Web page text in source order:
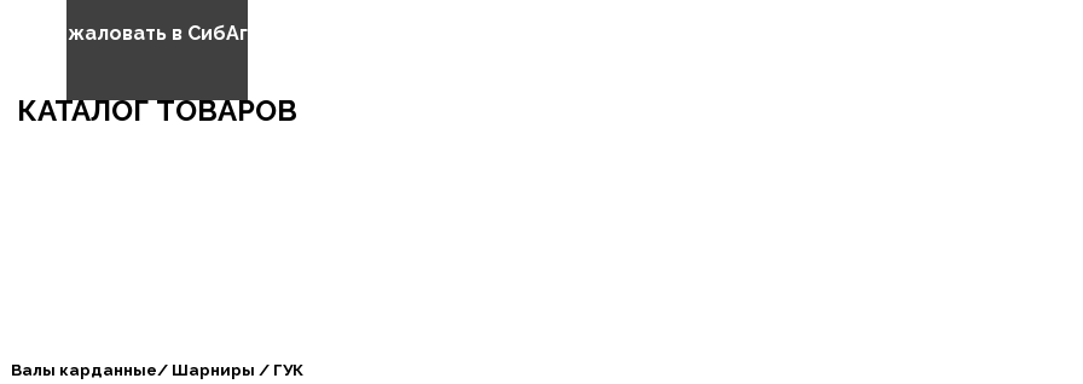
пожаловать в СибАгроБизнес
КАТАЛОГ ТОВАРОВ
Валы карданные/ Шарниры / ГУК